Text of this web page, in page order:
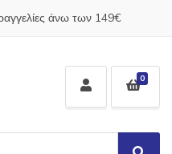
άνω των 149€
0